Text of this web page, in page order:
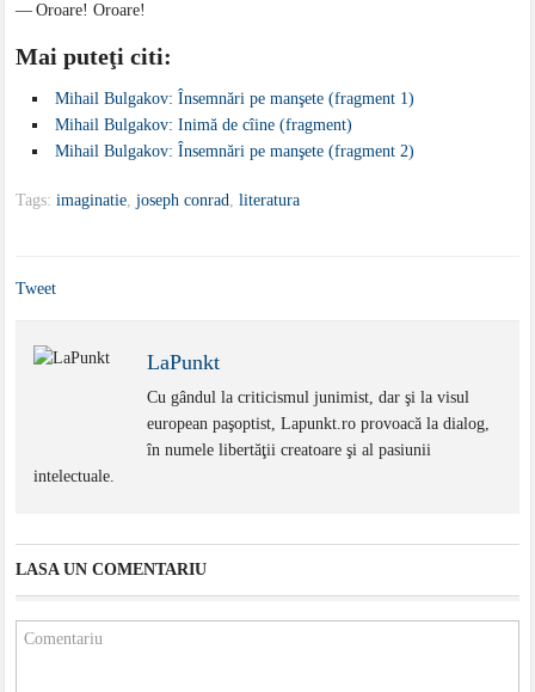
— Oroare! Oroare!
Mai puteţi citi:
Mihail Bulgakov: Însemnări pe manşete (fragment 1)
Mihail Bulgakov: Inimă de cîine (fragment)
Mihail Bulgakov: Însemnări pe manşete (fragment 2)
Tags:imaginatie,joseph conrad,literatura
Tweet
LaPunkt
Cu gândul la criticismul junimist, dar şi la visul
european paşoptist, Lapunkt.ro provoacă la dialog,
în numele libertăţii creatoare şi al pasiunii
intelectuale.
LASA UN COMENTARIU